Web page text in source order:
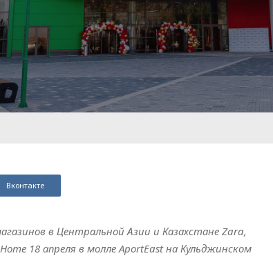
Вконтакте
в Центральной Азии и Казахстане Zara,
18 апреля в молле AportEast на Кульджинском